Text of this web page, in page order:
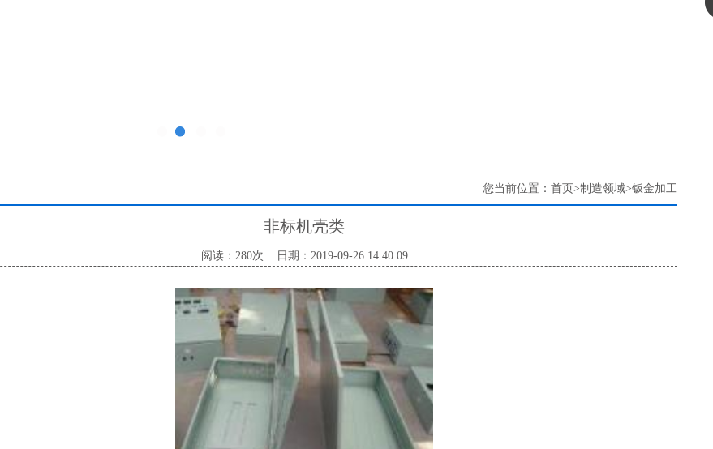
您当前位置： 首页>制造领域>钣金加工
非标机壳类
阅读：280次 日期：2019-09-26 14:40:09